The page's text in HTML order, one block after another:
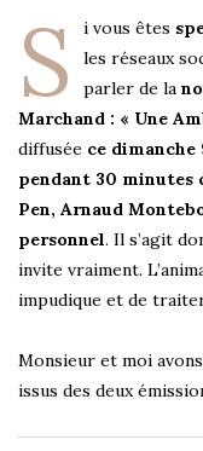
S i vous êtes
les réseaux
parler de la
Marchand : « Une
diffusée ce dimanche
pendant 30 minutes
Pen, Arnaud
personnel. Il s’agit
invite vraiment.
impudique et de
Monsieur et moi
issus des deux